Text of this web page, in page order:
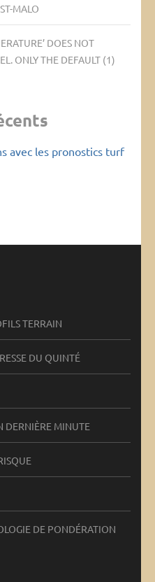
MALO
DOES NOT
ONLY THE DEFAULT (1)
avec les pronostics turf
TERRAIN
DU QUINTÉ
DERNIÈRE MINUTE
DE PONDÉRATION